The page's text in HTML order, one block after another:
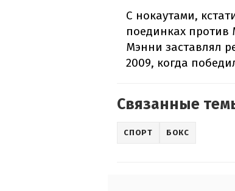
С нокаутами,
поединках против
Мэнни заставлял
2009, когда
Связанные
СПОРТ БОКС